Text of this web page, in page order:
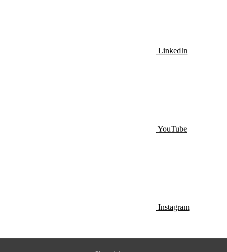
LinkedIn
YouTube
Instagram